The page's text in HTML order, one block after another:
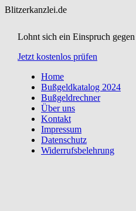
Blitzerkanzlei.de
Lohnt sich ein Einspruch
Jetzt kostenlos prüfen
Home
Bußgeldkatalog 2024
Bußgeldrechner
Über uns
Kontakt
Impressum
Datenschutz
Widerrufsbelehrung